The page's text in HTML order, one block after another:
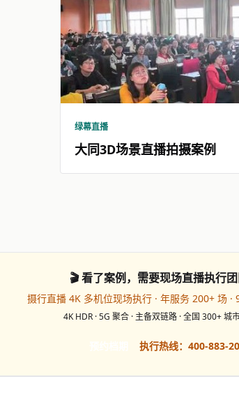
绿幕直播
大同3D场景直播拍摄案例
🎬 看了案例，需要现场直播执行团
摄行直播 4K 多机位现场执行 · 年服务 200+ 场 ·
4K HDR · 5G 聚合 · 主备双链路 · 全国 300+ 城
执行热线：400-883-